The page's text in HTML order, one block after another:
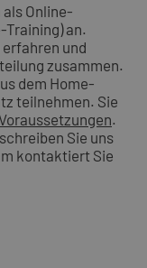
Online-
an.
und
zusammen.
dem Home-
teilnehmen. Sie
.
Sie uns
kontaktiert Sie